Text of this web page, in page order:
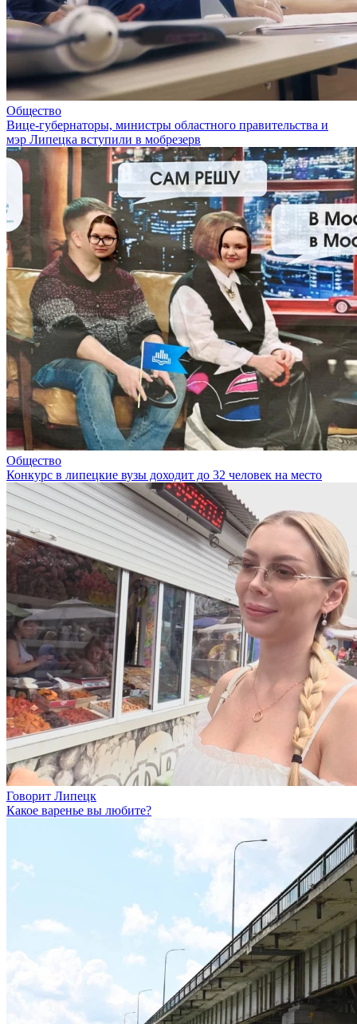
Общество
Вице-губернаторы, министры областного правительства и
мэр Липецка вступили в мобрезерв
Общество
Конкурс в липецкие вузы доходит до 32 человек на место
Говорит Липецк
Какое варенье вы любите?